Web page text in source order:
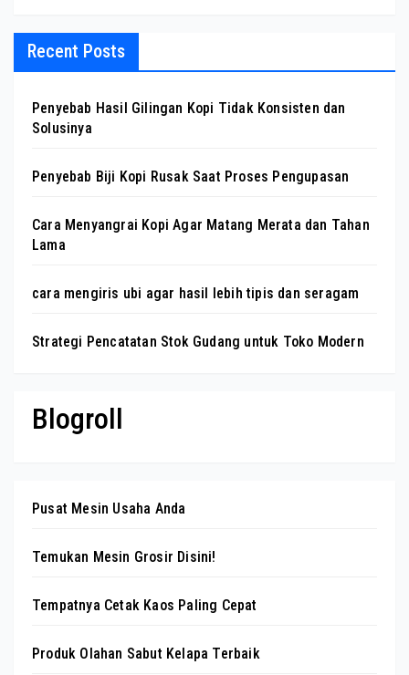
Recent Posts
Penyebab Hasil Gilingan Kopi Tidak Konsisten dan
Solusinya
Penyebab Biji Kopi Rusak Saat Proses Pengupasan
Cara Menyangrai Kopi Agar Matang Merata dan Tahan
Lama
cara mengiris ubi agar hasil lebih tipis dan seragam
Strategi Pencatatan Stok Gudang untuk Toko Modern
Blogroll
Pusat Mesin Usaha Anda
Temukan Mesin Grosir Disini!
Tempatnya Cetak Kaos Paling Cepat
Produk Olahan Sabut Kelapa Terbaik